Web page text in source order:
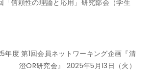
「信頼性の理論と応用」研究部会（学生
年度 第1回会員ネットワーキング企画『清
澄OR研究会』 2025年5月13日（火）